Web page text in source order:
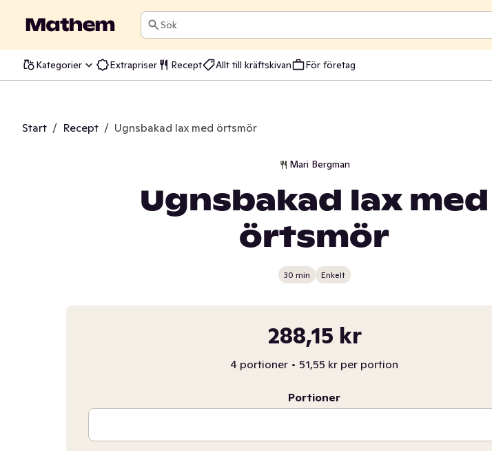
Sök
Kategorier Extrapriser Recept Allt till kräftskivan För företag
Start / Recept / Ugnsbakad lax med örtsmör
Mari Bergman
Ugnsbakad lax med
örtsmör
30 min Enkelt
288,15 kr
4 portioner • 51,55 kr per portion
Portioner